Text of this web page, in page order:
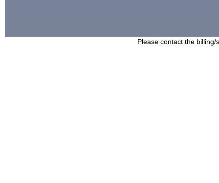
Please contact the